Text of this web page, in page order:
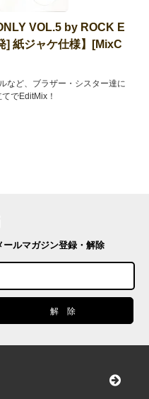
VOL.5 by ROCK E
] 紙ジャケ仕様】[MixC
など、ブラザー・シスター達に
でEditMix！
ールマガジン登録・解除